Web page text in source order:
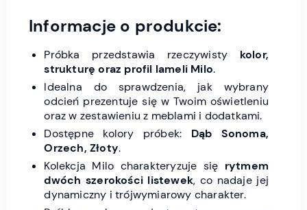
Informacje o produkcie:
Próbka przedstawia rzeczywisty kolor,
strukturę oraz profil lameli Milo.
Idealna do sprawdzenia, jak wybrany
odcień prezentuje się w Twoim oświetleniu
oraz w zestawieniu z meblami i dodatkami.
Dostępne kolory próbek: Dąb Sonoma,
Orzech, Złoty.
Kolekcja Milo charakteryzuje się rytmem
dwóch szerokości listewek, co nadaje jej
dynamiczny i trójwymiarowy charakter.